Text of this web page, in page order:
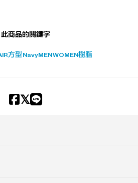
此商品的關鍵字
方型 NavyMENWOMEN樹脂